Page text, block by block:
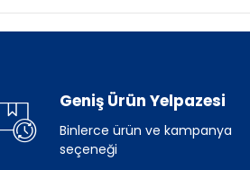
Geniş Ürün Yelpazesi
Binlerce ürün ve kampanya
seçeneği